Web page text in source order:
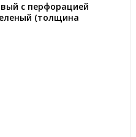
с перфорацией
(толщина
в упаковке)